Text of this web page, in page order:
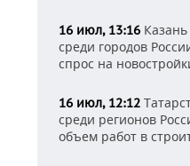
16 июл, 13:16 Казань
среди городов
спрос на
16 июл, 12:12
среди регионов
объем работ в